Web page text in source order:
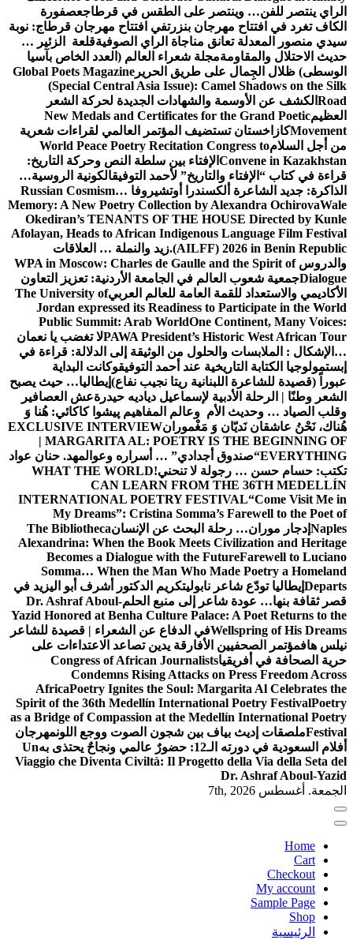
الراي ينتصر للفن… وينتصر على الطقس في قرطاجعصفورة
الكاف تغرد في افتتاح مهرجان بنزرتفي افتتاح مهرجان قرطاج: نوبة
سيدي منصور المعدلة تعانق مناجاة الراي الصوفيةقلعة الزئير …
حديث الاحتلال والمقاومةمجلة شعراء العالم (العدد الخاص بآسيا
الوسطى) ظلال الجِمال على طريق الحرير Global Poets Magazine
(Special Central Asia Issue): Camel Shadows on the Silk
Road الكشف عن الأوسمة والشهادات الجديدة لحركة الشعر
العظيمNew Medals and Certificates for the Grand Poetic
Movementكازاخستان تستضيف المؤتمر العالمي لقراءات شعرية
من أجل السلامWorld Peace Poetry Recitation Congress to
Convene in Kazakhstan الإفتاء بين سلطة النص وحركة التاريخ:
قراءة في كتاب “الإفتاء والتاريخ” لأحمد التوفيقالكونية الروسية…
الذاكرة: جديد الشاعرة ألكسندرا أوتشيروفا Russian Cosmism…
Memory: A New Poetry Collection by Alexandra OchirovaWale
Okediran’s TENANTS OF THE HOUSE Directed by Kunle
Afolayan, Heads to African Indigenous Language Film Festival
(AILFF) 2026 in Benin Republic. زيد والنملة … العلاقات
والدروسWPA in Moscow: Charles de Gaulle and the Spirit of
Dialogueجمعية شعوب العالم في الجامعة الأردنية: تعزيز التعاون
الأكاديمي والاستعداد للقمة العامة للعالم العربيThe University of
Jordan expressed its Readiness to Participate in the World
Public Summit: Arab WorldOne Continent, Many Voices:
PAWA President’s Historic West African Tourلا تغضب يا نعمان
…الإشكال : الملابسات والحلول من الوثيقة إلى الدلالة: قراءة في
إبستمولوجيا الكتابة التاريخية عند أحمد التوفيقوكانت البداية
عبوراً (قصيدة للشاعرة اللبنانية ريتا نجيب نفاع) إيطاليا… حيث يصبح
الشعر وطنًا | الرحلة الأدبية لإسماعيل دياديه حيدرةعش العصافير
وقلب الصياد … وحديث الأم وعالم المفاهيم پیشوا کاکائي: هُنا وَ
هُناك، نَحْنُ عاشقان نَديّان وَ مَغْمورانEXCLUSIVE INTERVIEW
| MARGARITA AL: POETRY IS THE BEGINNING OF
EVERYTHING“صندوق أجدادي” … أسراره وعوالمهد. حنان عواد
تكتب: حسام حسن … رجولة لا تنحني!WHAT THE WORLD
CAN LEARN FROM THE 36TH MEDELLÍN
INTERNATIONAL POETRY FESTIVAL“Come Visit Me in
My Dreams”: Cristina Somma’s Farewell to the Poet of
Naples إدجار موران… رحلة البحث عن الإنسانThe Bibliotheca
Alexandrina: When the Book Meets Civilization and Heritage
Becomes a Dialogue with the FutureFarewell to Luciano
Somma… When the Man Who Made Poetry a Homeland
Departs إيطاليا تودّع شاعر نابوليتكريم الدكتور أشرف أبو اليزيد في
قصر ثقافة بنها… عودة شاعر إلى منبع الحلمDr. Ashraf Aboul-
Yazid Honored at Benha Culture Palace: A Poet Returns to the
Wellspring of His Dreamsفي الدفاع عن الشعراء | قصيدة للشاعر
نيلس هافمؤتمر الصحفيين الأفارقة يدين تصاعد الاعتداءات على
حرية الصحافة في أفريقياCongress of African Journalists
Condemns Rising Attacks on Press Freedom Across
AfricaPoetry Ignites the Soul: Margarita Al Celebrates the
Spirit of the 36th Medellín International Poetry FestivalPoetry
as a Bridge of Compassion at the Medellín International Poetry
Festivalملصقات إديث بياف بين شجون الصوت ووجع اللونمهرجان
أفلام السعودية في دورته الـ12: حضورٌ عالمي ونجاحٌ يحتذى به
Un
Viaggio che Diventa Civiltà: Il Progetto della Via della Seta del
Dr. Ashraf Aboul-Yazid
الجمعة. أغسطس 7th, 2026
Home
Cart
Checkout
My account
Sample Page
Shop
الرئيسية